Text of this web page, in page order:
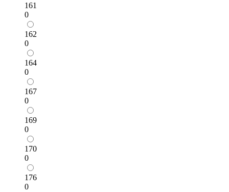
161
0
162
0
164
0
167
0
169
0
170
0
176
0